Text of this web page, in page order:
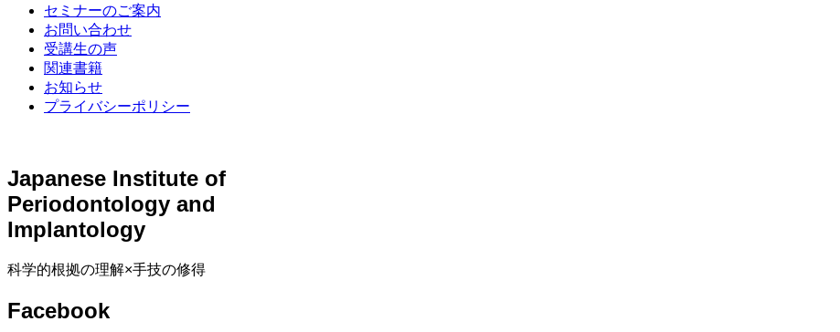
セミナーのご案内
お問い合わせ
受講生の声
関連書籍
お知らせ
プライバシーポリシー
Japanese Institute of
Periodontology and
Implantology
科学的根拠の理解×手技の修得
Facebook